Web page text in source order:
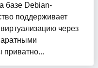
базе Debian-
поддерживает
через
приватно...